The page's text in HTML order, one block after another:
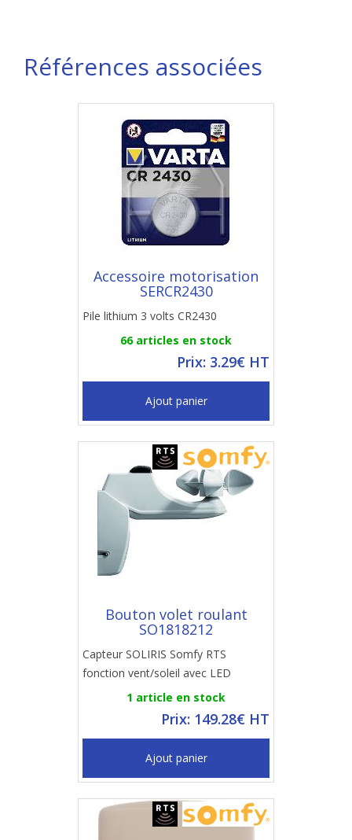
Références associées
Accessoire motorisation
SERCR2430
Pile lithium 3 volts CR2430
66 articles en stock
Prix: 3.29€ HT
Ajout panier
Bouton volet roulant
SO1818212
Capteur SOLIRIS Somfy RTS
fonction vent/soleil avec LED
1 article en stock
Prix: 149.28€ HT
Ajout panier